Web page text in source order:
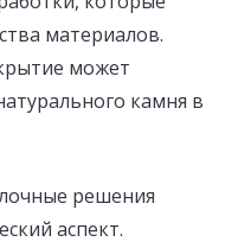
материалов.
может
камня в
решения
аспект.